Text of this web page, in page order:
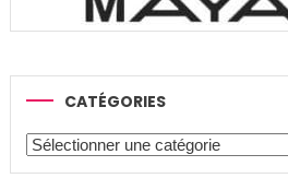
CATÉGORIES
Catégories